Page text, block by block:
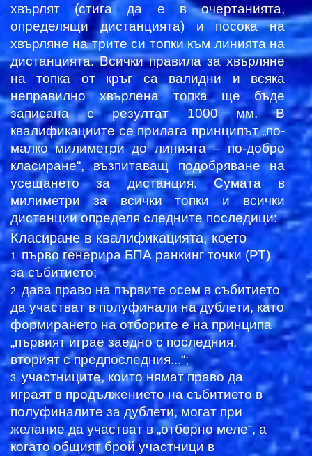
хвърлят (стига да е в очертанията,
определящи дистанцията) и посока на
хвърляне на трите си топки към линията на
дистанцията. Всички правила за хвърляне
на топка от кръг са валидни и всяка
неправилно хвърлена топка ще бъде
записана с резултат 1000 мм. В
квалификациите се прилага принципът „по-
малко милиметри до линията – по-добро
класиране“, възпитаващ подобряване на
усещането за дистанция. Сумата в
милиметри за всички топки и всички
дистанции определя следните последици:
Класиране в квалификацията, което
първо генерира БПА ранкинг точки (РТ)
за събитието;
дава право на първите осем в събитието
да участват в полуфинали на дублети, като
формирането на отборите е на принципа
„първият играе заедно с последния,
вторият с предпоследния...“;
участниците, които нямат право да
играят в продължението на събитието в
полуфиналите за дублети, могат при
желание да участват в „отборно меле“, а
когато общият брой участници в